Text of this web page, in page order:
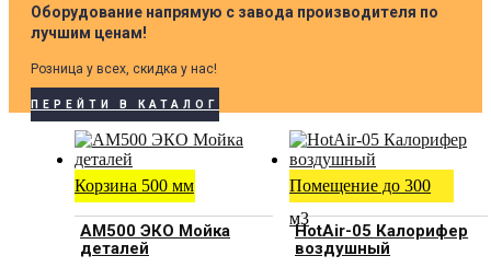
Оборудование напрямую с завода производителя по
лучшим ценам!
Розница у всех, скидка у нас!
ПЕРЕЙТИ В КАТАЛОГ
Корзина 500 мм
АМ500 ЭКО Мойка
деталей
Помещение до 300
м3
HotAir-05 Калорифер
воздушный